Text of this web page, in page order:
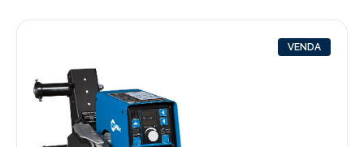
VENDA